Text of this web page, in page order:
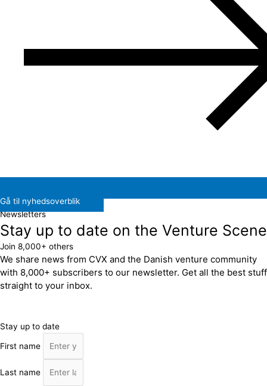
Gå til nyhedsoverblik
Newsletters
Stay up to date on the Venture Scene
Join 8,000+ others
We share news from CVX and the Danish venture community
with 8,000+ subscribers to our newsletter. Get all the best stuff
straight to your inbox.
Stay up to date
First name
Last name